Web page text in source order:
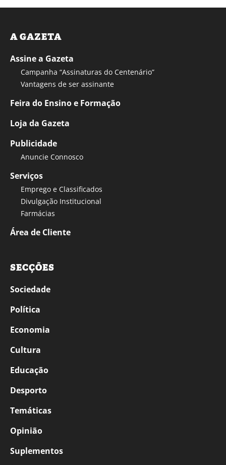
A GAZETA
Assine a Gazeta
Campanha “Assinaturas do Centenário”
Vantagens de ser assinante
Feira do Ensino e Formação
Loja da Gazeta
Publicidade
Anuncie Connosco
Serviços
Emprego e Classificados
Divulgação Institucional
Farmácias
Área de Cliente
SECÇÕES
Sociedade
Política
Economia
Cultura
Educação
Desporto
Temáticas
Opinião
Suplementos